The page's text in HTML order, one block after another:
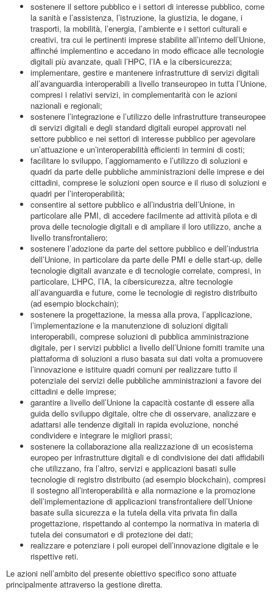
sostenere il settore pubblico e i settori di interesse pubblico, come
la sanità e l’assistenza, l’istruzione, la giustizia, le dogane, i
trasporti, la mobilità, l’energia, l’ambiente e i settori culturali e
creativi, tra cui le pertinenti imprese stabilite all’interno dell’Unione,
affinché implementino e accedano in modo efficace alle tecnologie
digitali più avanzate, quali l’HPC, l’IA e la cibersicurezza;
implementare, gestire e mantenere infrastrutture di servizi digitali
all’avanguardia interoperabili a livello transeuropeo in tutta l’Unione,
compresi i relativi servizi, in complementarità con le azioni
nazionali e regionali;
sostenere l’integrazione e l’utilizzo delle infrastrutture transeuropee
di servizi digitali e degli standard digitali europei approvati nel
settore pubblico e nei settori di interesse pubblico per agevolare
un’attuazione e un’interoperabilità efficienti in termini di costi;
facilitare lo sviluppo, l’aggiornamento e l’utilizzo di soluzioni e
quadri da parte delle pubbliche amministrazioni delle imprese e dei
cittadini, comprese le soluzioni open source e il riuso di soluzioni e
quadri per l’interoperabilità;
consentire al settore pubblico e all’industria dell’Unione, in
particolare alle PMI, di accedere facilmente ad attività pilota e di
prova delle tecnologie digitali e di ampliare il loro utilizzo, anche a
livello transfrontaliero;
sostenere l’adozione da parte del settore pubblico e dell’industria
dell’Unione, in particolare da parte delle PMI e delle start-up, delle
tecnologie digitali avanzate e di tecnologie correlate, compresi, in
particolare, L’HPC, l’IA, la cibersicurezza, altre tecnologie
all’avanguardia e future, come le tecnologie di registro distribuito
(ad esempio blockchain);
sostenere la progettazione, la messa alla prova, l’applicazione,
l’implementazione e la manutenzione di soluzioni digitali
interoperabili, comprese soluzioni di pubblica amministrazione
digitale, per i servizi pubblici a livello dell’Unione forniti tramite una
piattaforma di soluzioni a riuso basata sui dati volta a promuovere
l’innovazione e istituire quadri comuni per realizzare tutto il
potenziale dei servizi delle pubbliche amministrazioni a favore dei
cittadini e delle imprese;
garantire a livello dell’Unione la capacità costante di essere alla
guida dello sviluppo digitale, oltre che di osservare, analizzare e
adattarsi alle tendenze digitali in rapida evoluzione, nonché
condividere e integrare le migliori prassi;
sostenere la collaborazione alla realizzazione di un ecosistema
europeo per infrastrutture digitali e di condivisione dei dati affidabili
che utilizzano, fra l’altro, servizi e applicazioni basati sulle
tecnologie di registro distribuito (ad esempio blockchain), compresi
il sostegno all’interoperabilità e alla normazione e la promozione
dell’implementazione di applicazioni transfrontaliere dell’Unione
basate sulla sicurezza e la tutela della vita privata fin dalla
progettazione, rispettando al contempo la normativa in materia di
tutela dei consumatori e di protezione dei dati;
realizzare e potenziare i poli europei dell’innovazione digitale e le
rispettive reti.
Le azioni nell’ambito del presente obiettivo specifico sono attuate
principalmente attraverso la gestione diretta.